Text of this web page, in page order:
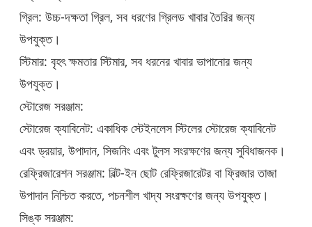
গ্রিল: উচ্চ-দক্ষতা গ্রিল, সব ধরণের গ্রিলড খাবার তৈরির জন্য
উপযুক্ত।
স্টিমার: বৃহৎ ক্ষমতার স্টিমার, সব ধরনের খাবার ভাপানোর জন্য
উপযুক্ত।
স্টোরেজ সরঞ্জাম:
স্টোরেজ ক্যাবিনেট: একাধিক স্টেইনলেস স্টিলের স্টোরেজ ক্যাবিনেট
এবং ড্রয়ার, উপাদান, সিজনিং এবং টুলস সংরক্ষণের জন্য সুবিধাজনক।
রেফ্রিজারেশন সরঞ্জাম: বিল্ট-ইন ছোট রেফ্রিজারেটর বা ফ্রিজার তাজা
উপাদান নিশ্চিত করতে, পচনশীল খাদ্য সংরক্ষণের জন্য উপযুক্ত।
সিঙ্ক সরঞ্জাম: